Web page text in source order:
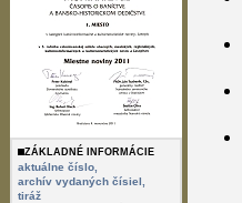
ZÁKLADNÉ INFORMÁCIE
aktuálne číslo,
archív vydaných čísiel,
tiráž